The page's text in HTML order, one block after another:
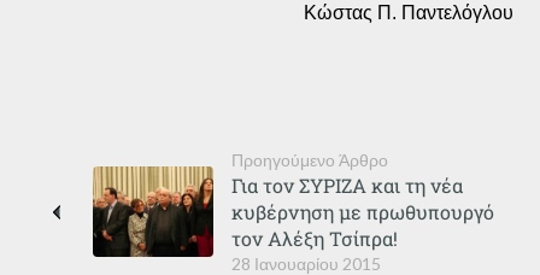
Κώστας Π. Παντελόγλου
Προηγούμενο Άρθρο
28 Ιανουαρίου 2015
Για τον ΣΥΡΙΖΑ και τη νέα
κυβέρνηση με πρωθυπουργό
τον Αλέξη Τσίπρα!